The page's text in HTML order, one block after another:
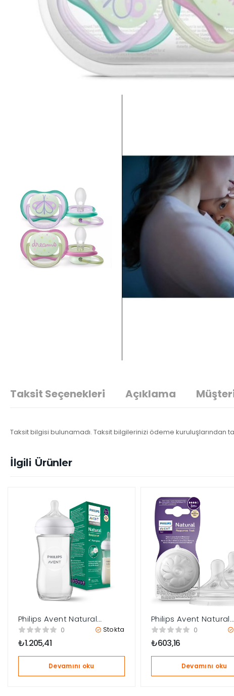
Taksit Seçenekleri Açıklama
Taksit bilgisi bulunamadı. Taksit bilgilerinizi ödeme kuruluşlarından
İlgili Ürünler
Philips Avent Natural
Response Cam Biberon 1
Emziği SCY933/01
0 Stokta
₺1.205,41
Devamını oku
Philips Avent Natural
Response 2’li Biberon
0
₺603,16
Devamını oku